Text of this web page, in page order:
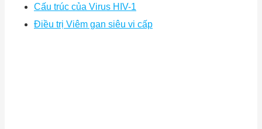
Cấu trúc của Virus HIV-1
Điều trị Viêm gan siêu vi cấp